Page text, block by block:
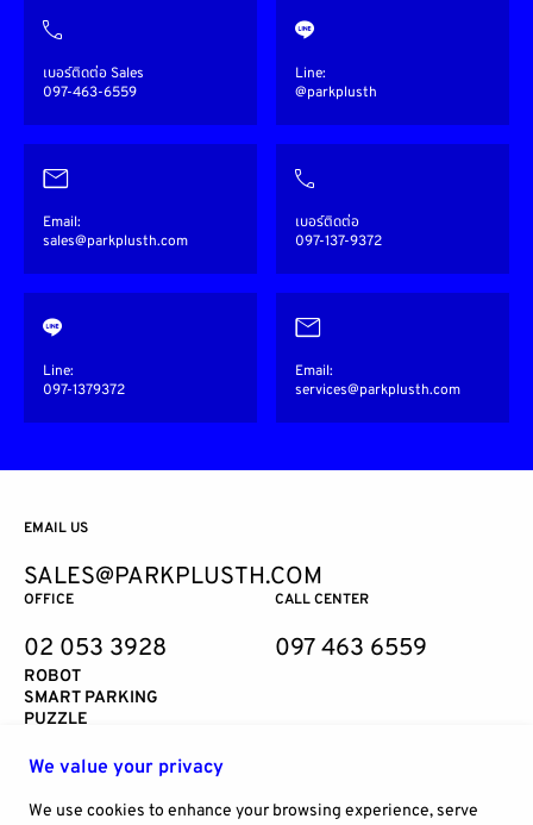
We value your privacy
We use cookies to enhance your browsing experience, serve
เบอร์ติดต่อ Sales
097-463-6559
Line:
@parkplusth
Email:
sales@parkplusth.com
เบอร์ติดต่อ
097-137-9372
Line:
097-1379372
Email:
services@parkplusth.com
EMAIL US
SALES@PARKPLUSTH.COM
OFFICE
02 053 3928
CALL CENTER
097 463 6559
ROBOT
SMART PARKING
PUZZLE
STACKER
SERVICES
NEWS
BLOG